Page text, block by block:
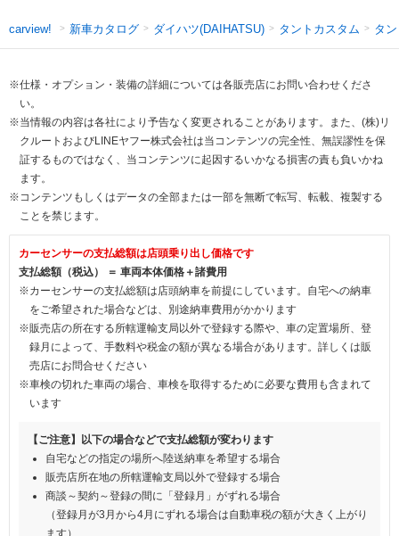
carview! 新車カタログ ダイハツ(DAIHATSU) タントカスタム タ
※仕様・オプション・装備の詳細については各販売店にお問い合わせくださ
い。
※当情報の内容は各社により予告なく変更されることがあります。また、(株)リ
クルートおよびLINEヤフー株式会社は当コンテンツの完全性、無誤謬性を保
証するものではなく、当コンテンツに起因するいかなる損害の責も負いかね
ます。
※コンテンツもしくはデータの全部または一部を無断で転写、転載、複製する
ことを禁じます。
カーセンサーの支払総額は店頭乗り出し価格です
支払総額（税込） ＝ 車両本体価格＋諸費用
※カーセンサーの支払総額は店頭納車を前提にしています。自宅への納車
をご希望された場合などは、別途納車費用がかかります
※販売店の所在する所轄運輸支局以外で登録する際や、車の定置場所、登
録月によって、手数料や税金の額が異なる場合があります。詳しくは販
売店にお問合せください
※車検の切れた車両の場合、車検を取得するために必要な費用も含まれて
います
【ご注意】以下の場合などで支払総額が変わります
自宅などの指定の場所へ陸送納車を希望する場合
販売店所在地の所轄運輸支局以外で登録する場合
商談～契約～登録の間に「登録月」がずれる場合
（登録月が3月から4月にずれる場合は自動車税の額が大きく上がり
ます）